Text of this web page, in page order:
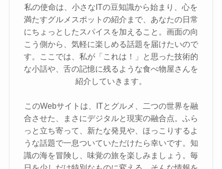
私の使命は、小さなITの豆知識から始まり、心を
満たすグルメスポットの紹介まで、あなたの日常
にちょっとしたスパイスを加えること。画面の向
こう側から、気軽に楽しめる話題を届けたいので
す。ここでは、私が「これは！」と思った技術的
な小話や、舌の記憶に残るような食べ物屋さんを
紹介していきます。
このWebサイトは、ITとグルメ、二つの世界を融
合させた、まさにデジタルと現実の融合点。ふら
っと立ち寄って、新たな発見や、ほっこりするよ
うな話題で一息ついていただけたら幸いです。知
識の海を冒険し、味覚の旅を楽しみましょう。毎